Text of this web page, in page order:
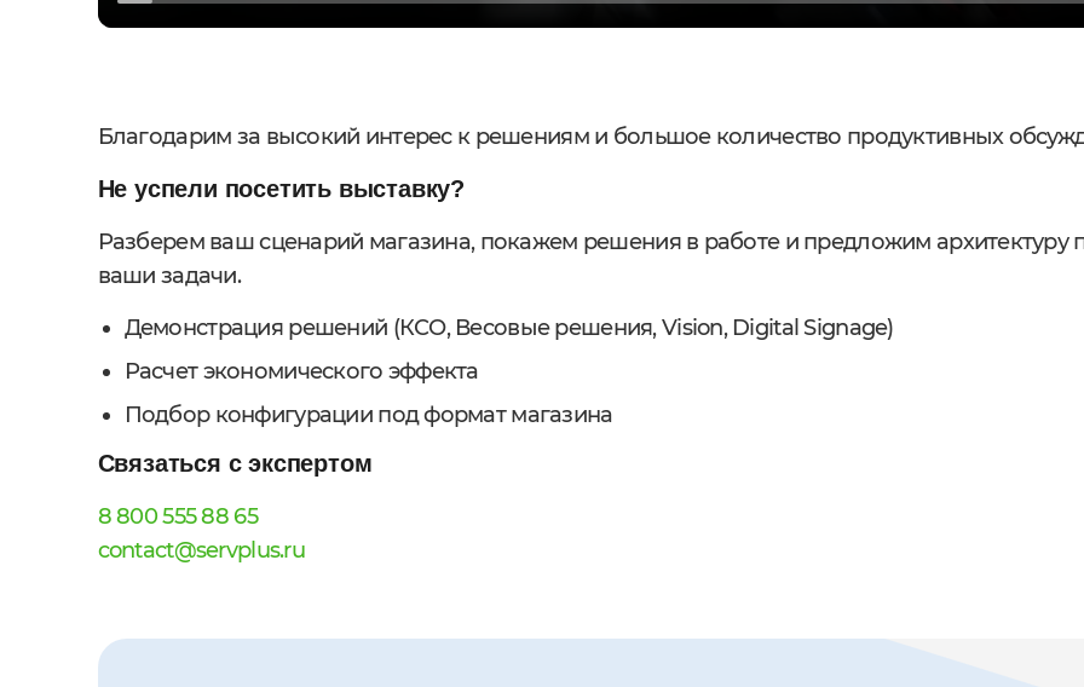
Благодарим за высокий интерес к решениям и большое количество продуктивных
Не успели посетить выставку?
Разберем ваш сценарий магазина, покажем решения в работе и предложим архитектуру
ваши задачи.
Демонстрация решений (КСО, Весовые решения, Vision, Digital Signage)
Расчет экономического эффекта
Подбор конфигурации под формат магазина
Связаться с экспертом
8 800 555 88 65
contact@servplus.ru